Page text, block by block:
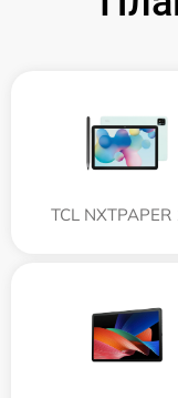
TCL NXTPAPER